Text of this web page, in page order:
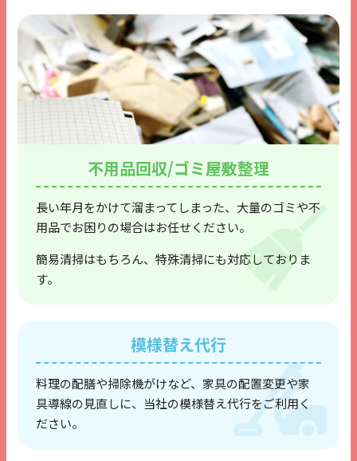
不用品回収/ゴミ屋敷整理
長い年月をかけて溜まってしまった、 大量のゴミや不
用品でお困りの場合はお任せください。
簡易清掃はもちろん、特殊清掃にも対応しておりま
す。
模様替え代行
料理の配膳や掃除機がけなど、家具の配置変更や家
具導線の見直しに、当社の模様替え代行をご利用く
ださい。